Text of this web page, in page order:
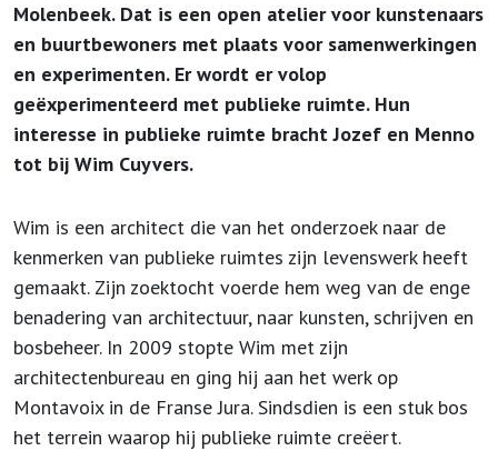
Molenbeek. Dat is een open atelier voor kunstenaars
en buurtbewoners met plaats voor samenwerkingen
en experimenten. Er wordt er volop
geëxperimenteerd met publieke ruimte. Hun
interesse in publieke ruimte bracht Jozef en Menno
tot bij Wim Cuyvers.
Wim is een architect die van het onderzoek naar de
kenmerken van publieke ruimtes zijn levenswerk heeft
gemaakt. Zijn zoektocht voerde hem weg van de enge
benadering van architectuur, naar kunsten, schrijven en
bosbeheer. In 2009 stopte Wim met zijn
architectenbureau en ging hij aan het werk op
Montavoix in de Franse Jura. Sindsdien is een stuk bos
het terrein waarop hij publieke ruimte creëert.